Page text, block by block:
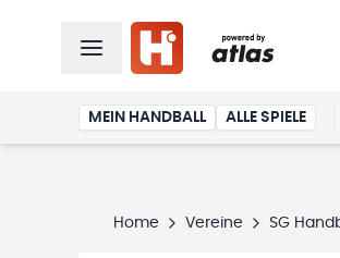
MEIN HANDBALL ALLE SPIELE
Home Vereine SG